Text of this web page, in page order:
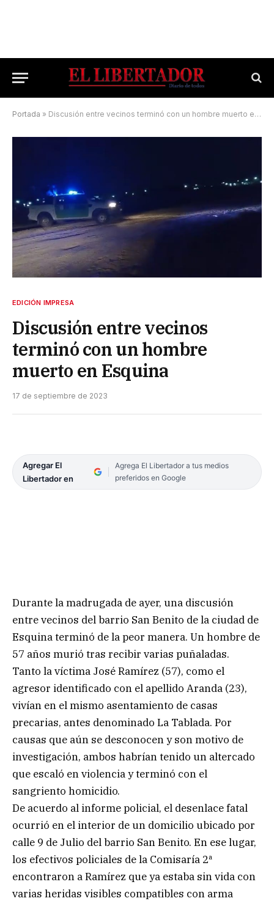
Portada » Discusión entre vecinos terminó con un hombre muerto en Esquina
EDICIÓN IMPRESA
Discusión entre vecinos
terminó con un hombre
muerto en Esquina
17 de septiembre de 2023
Agregar El
Libertador en
Agrega El Libertador a tus medios
preferidos en Google
Durante la madrugada de ayer, una discusión
entre vecinos del barrio San Benito de la ciudad de
Esquina terminó de la peor manera. Un hombre de
57 años murió tras recibir varias puñaladas.
Tanto la víctima José Ramírez (57), como el
agresor identificado con el apellido Aranda (23),
vivían en el mismo asentamiento de casas
precarias, antes denominado La Tablada. Por
causas que aún se desconocen y son motivo de
investigación, ambos habrían tenido un altercado
que escaló en violencia y terminó con el
sangriento homicidio.
De acuerdo al informe policial, el desenlace fatal
ocurrió en el interior de un domicilio ubicado por
calle 9 de Julio del barrio San Benito. En ese lugar,
los efectivos policiales de la Comisaría 2ª
encontraron a Ramírez que ya estaba sin vida con
varias heridas visibles compatibles con arma